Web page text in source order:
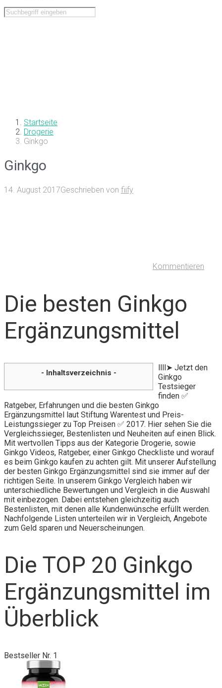
Startseite
Drogerie
Ginkgo
Ginkgo
14. August 2017Geschrieben von fiify
Kommentieren
Die besten Ginkgo
Ergänzungsmittel
- Inhaltsverzeichnis -
llll➤ Jetzt den
Ginkgo
Testsieger
finden ✅
Ratgeber, Erfahrungen und die besten Ginkgo
Ergänzungsmittel laut Stiftung Warentest und Preis-
Leistungssieger zu Top Preisen ✅ 2017. Hier sehen Sie die
Vergleichssieger, Bestenlisten und Neuheiten auf einen Blick.
Mit wertvollen Tipps aus der Kategorie Drogerie, sowie
Ginkgo Videos, Ratgeber, einer Ginkgo Checkliste und worauf
es beim Ginkgo kaufen zu achten gilt. Mit unserer Aufstellung
der besten Ginkgo Ergänzungsmittel sind sie immer auf der
richtigen Seite. In unserem Ginkgo Vergleich haben wir
unterschiedliche Bewertungen und Vergleich in die Auswahl
mit einbezogen. Dabei entstehen gleichzeitig auch
Bestenlisten, mit denen alle Kundenwünsche erfüllt werden.
Nachfolgende Listen unterteilen wir in Vergleich, Angebote
zum Geld sparen und Neuerscheinungen.
Die TOP 20 Ginkgo
Ergänzungsmittel im
Überblick
Bestseller Nr. 1